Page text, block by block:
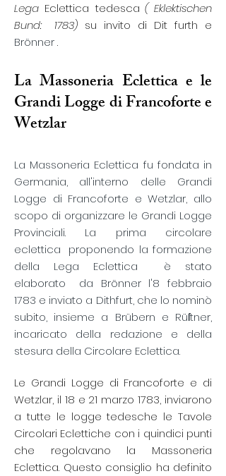
Lega Eclettica tedesca ( Eklektischen
Bund:
1783) su invito di Dit furth e
Brönner.
La Massoneria Eclettica e le
Grandi Logge di Francoforte e
Wetzlar
La Massoneria Eclettica fu fondata in
Germania, all'interno delle Grandi
Logge di Francoforte e Wetzlar, allo
scopo di organizzare le Grandi Logge
Provinciali. La prima
circolare
eclettica
proponendo la formazione
della
Lega Eclettica
è stato
elaborato
da Brönner l'8 febbraio
1783 e inviato a Dithfurt, che lo nominò
subito, insieme a Brübern e Rüſtner,
incaricato della redazione e della
stesura della Circolare Eclettica.
Le Grandi Logge di Francoforte e di
Wetzlar, il 18 e 21 marzo 1783, inviarono
a tutte le logge tedesche le Tavole
Circolari Eclettiche con i quindici punti
che regolavano la Massoneria
Eclettica. Questo consiglio ha definito